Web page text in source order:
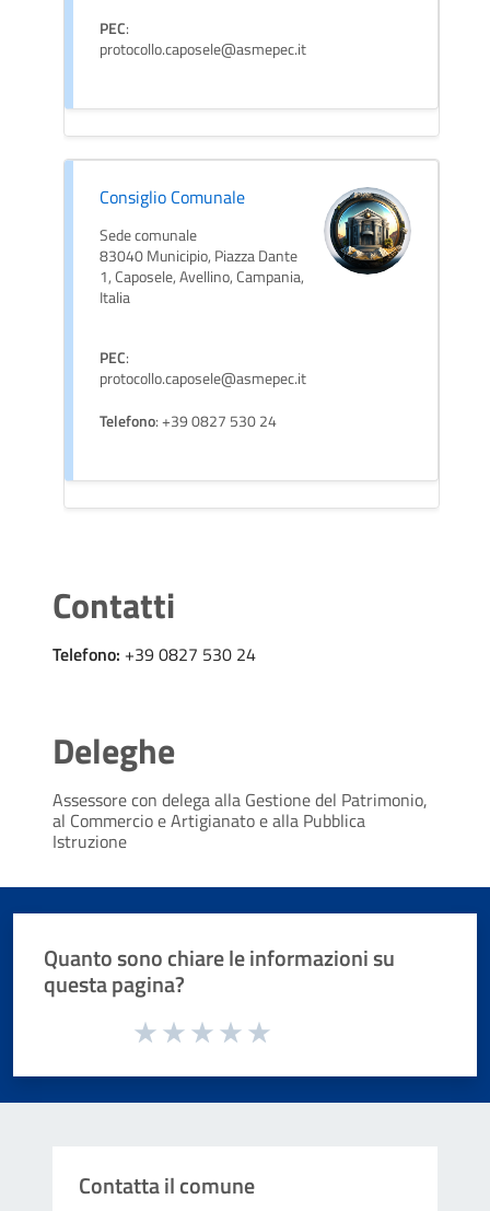
PEC:
protocollo.caposele@asmepec.it
Consiglio Comunale
Sede comunale
83040 Municipio, Piazza Dante
1, Caposele, Avellino, Campania,
Italia
PEC:
protocollo.caposele@asmepec.it
Telefono: +39 0827 530 24
Contatti
Telefono: +39 0827 530 24
Deleghe
Assessore con delega alla Gestione del Patrimonio,
al Commercio e Artigianato e alla Pubblica
Istruzione
Quanto sono chiare le informazioni su
questa pagina?
Valuta da 1 a 5 stelle la pagina
Contatta il comune